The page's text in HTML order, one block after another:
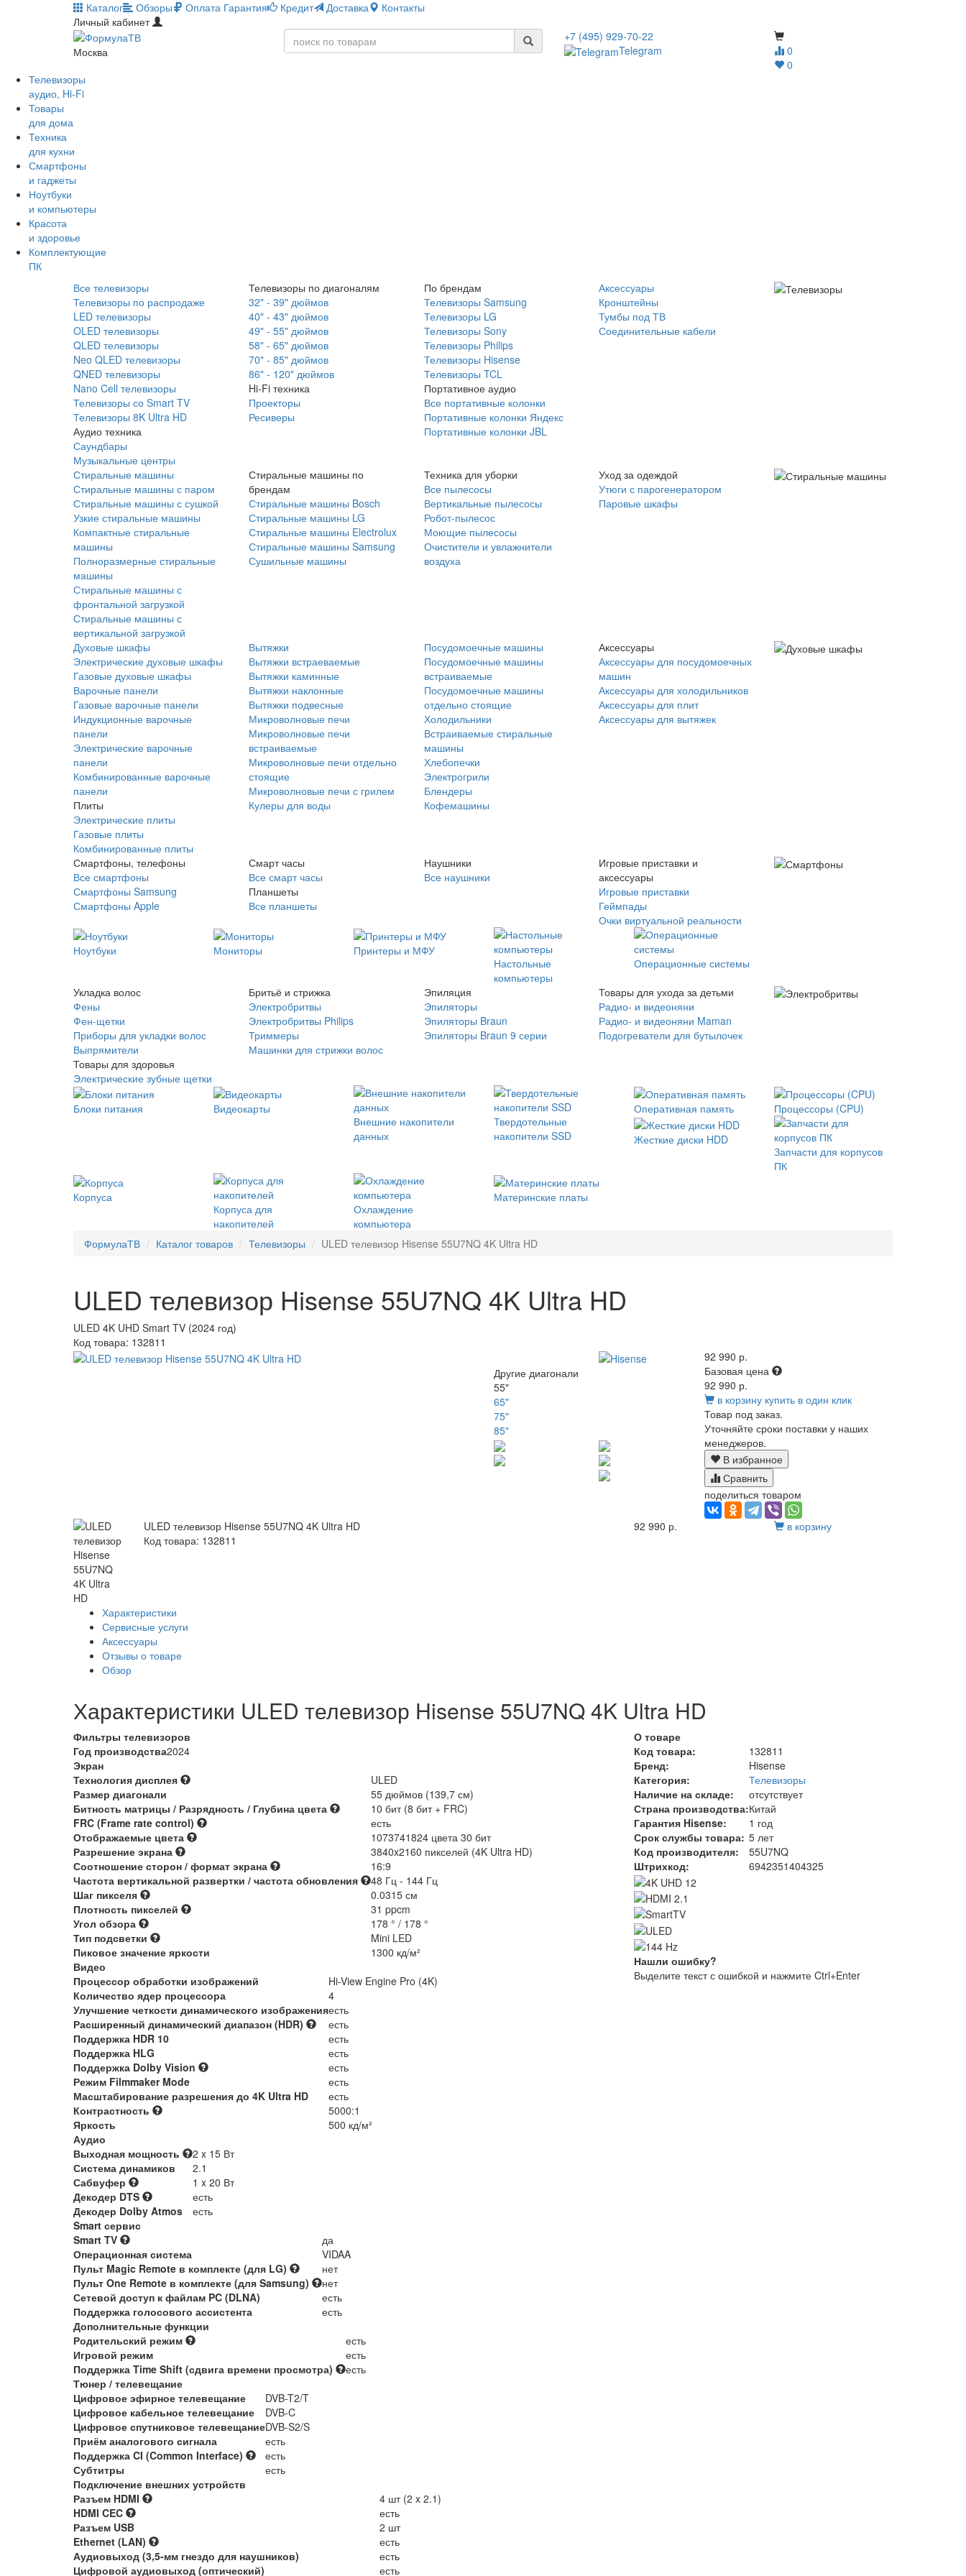
Каталог Обзоры Оплата Гарантия Кредит Доставка
Контакты
Личный кабинет
Москва
0
0
+7 (495) 929-70-22
Telegram
Телевизоры
аудио, Hi-Fi
Товары
для дома
Техника
для кухни
Смартфоны
и гаджеты
Ноутбуки
и компьютеры
Красота
и здоровье
Комплектующие
ПК
Все телевизоры
Телевизоры по распродаже
LED телевизоры
OLED телевизоры
QLED телевизоры
Neo QLED телевизоры
QNED телевизоры
Nano Cell телевизоры
Телевизоры со Smart TV
Телевизоры 8K Ultra HD
Аудио техника
Саундбары
Музыкальные центры
Телевизоры по диагоналям
32" - 39" дюймов
40" - 43" дюймов
49" - 55" дюймов
58" - 65" дюймов
70" - 85" дюймов
86" - 120" дюймов
Hi-Fi техника
Проекторы
Ресиверы
По брендам
Телевизоры Samsung
Телевизоры LG
Телевизоры Sony
Телевизоры Philips
Телевизоры Hisense
Телевизоры TCL
Портативное аудио
Все портативные колонки
Портативные колонки Яндекс
Портативные колонки JBL
Аксессуары
Кронштейны
Тумбы под ТВ
Соединительные кабели
Стиральные машины
Стиральные машины с паром
Стиральные машины с сушкой
Узкие стиральные машины
Компактные стиральные
машины
Полноразмерные стиральные
машины
Стиральные машины с
фронтальной загрузкой
Стиральные машины с
вертикальной загрузкой
Стиральные машины по
брендам
Стиральные машины Bosch
Стиральные машины LG
Стиральные машины Electrolux
Стиральные машины Samsung
Сушильные машины
Техника для уборки
Все пылесосы
Вертикальные пылесосы
Робот-пылесос
Моющие пылесосы
Очистители и увлажнители
воздуха
Уход за одеждой
Утюги с парогенератором
Паровые шкафы
Духовые шкафы
Электрические духовые шкафы
Газовые духовые шкафы
Варочные панели
Газовые варочные панели
Индукционные варочные
панели
Электрические варочные
панели
Комбинированные варочные
панели
Плиты
Электрические плиты
Газовые плиты
Комбинированные плиты
Вытяжки
Вытяжки встраеваемые
Вытяжки каминные
Вытяжки наклонные
Вытяжки подвесные
Микроволновые печи
Микроволновые печи
встраиваемые
Микроволновые печи отдельно
стоящие
Микроволновые печи с грилем
Кулеры для воды
Посудомоечные машины
Посудомоечные машины
встраиваемые
Посудомоечные машины
отдельно стоящие
Холодильники
Встраиваемые стиральные
машины
Хлебопечки
Электрогрили
Блендеры
Кофемашины
Аксессуары
Аксессуары для посудомоечных
машин
Аксессуары для холодильников
Аксессуары для плит
Аксессуары для вытяжек
Смартфоны, телефоны
Все смартфоны
Смартфоны Samsung
Смартфоны Apple
Смарт часы
Все смарт часы
Планшеты
Все планшеты
Наушники
Все наушники
Игровые приставки и
аксессуары
Игровые приставки
Геймпады
Очки виртуальной реальности
Ноутбуки Мониторы
Принтеры и МФУ
Настольные
компьютеры
Операционные системы
Укладка волос
Фены
Фен-щетки
Приборы для укладки волос
Выпрямители
Товары для здоровья
Электрические зубные щетки
Бритьё и стрижка
Электробритвы
Электробритвы Philips
Триммеры
Машинки для стрижки волос
Эпиляция
Эпиляторы
Эпиляторы Braun
Эпиляторы Braun 9 серии
Товары для ухода за детьми
Радио- и видеоняни
Радио- и видеоняни Maman
Подогреватели для бутылочек
Блоки питания
Видеокарты
Внешние накопители
данных
Твердотельные
накопители SSD
Оперативная память Процессоры (CPU)
Жесткие диски HDD
Запчасти для корпусов
ПК
Корпуса
Корпуса для
накопителей
Охлаждение
компьютера
Материнские платы
ФормулаТВ Каталог товаров Телевизоры ULED телевизор Hisense 55U7NQ 4K Ultra HD
ULED телевизор Hisense 55U7NQ 4K Ultra HD
ULED 4K UHD Smart TV (2024 год)
Код товара: 132811
Другие диагонали
55"
65"
75"
85"
92 990 р.
Базовая цена
92 990 р.
в корзину купить в один клик
Товар под заказ.
Уточняйте сроки поставки у наших
менеджеров.
В избранное
Сравнить
поделиться товаром
ULED телевизор Hisense 55U7NQ 4K Ultra HD
Код товара: 132811
92 990 р. в корзину
Характеристики
Сервисные услуги
Аксессуары
Отзывы о товаре
Обзор
Характеристики ULED телевизор Hisense 55U7NQ 4K Ultra HD
О товаре
Код товара:
132811
Бренд:
Hisense
Категория:
Телевизоры
Наличие на складе:
отсутствует
Страна производства:Китай
Гарантия Hisense:
1 год
Срок службы товара: 5 лет
Код производителя:
55U7NQ
Штрихкод:
6942351404325
Нашли ошибку?
Выделите текст с ошибкой и нажмите Ctrl+Enter
Фильтры телевизоров
Год производства2024
Экран
Технология дисплея
ULED
Размер диагонали
55 дюймов (139,7 см)
Битность матрицы / Разрядность / Глубина цвета
10 бит (8 бит + FRC)
FRC (Frame rate control)
есть
Отображаемые цвета
1073741824 цвета 30 бит
Разрешение экрана
3840x2160 пикселей (4K Ultra HD)
Соотношение сторон / формат экрана
16:9
Частота вертикальной развертки / частота обновления
48 Гц - 144 Гц
Шаг пикселя
0.0315 см
Плотность пикселей
31 ppcm
Угол обзора
178 ° / 178 °
Тип подсветки
Mini LED
Пиковое значение яркости
1300 кд/м²
Видео
Процессор обработки изображений
Hi-View Engine Pro (4K)
Количество ядер процессора
4
Улучшение четкости динамического изображенияесть
Расширенный динамический диапазон (HDR)
есть
Поддержка HDR 10
есть
Поддержка HLG
есть
Поддержка Dolby Vision
есть
Режим Filmmaker Mode
есть
Масштабирование разрешения до 4K Ultra HD
есть
Контрастность
5000:1
Яркость
500 кд/м²
Аудио
Выходная мощность
2 x 15 Вт
Система динамиков
2.1
Сабвуфер
1 x 20 Вт
Декодер DTS
есть
Декодер Dolby Atmos
есть
Smart сервис
Smart TV
да
Операционная система
VIDAA
Пульт Magic Remote в комплекте (для LG)
нет
Пульт One Remote в комплекте (для Samsung)
нет
Сетевой доступ к файлам PC (DLNA)
есть
Поддержка голосового ассистента
есть
Дополнительные функции
Родительский режим
есть
Игровой режим
есть
Поддержка Time Shift (сдвига времени просмотра)
есть
Тюнер / телевещание
Цифровое эфирное телевещание
DVB-T2/T
Цифровое кабельное телевещание
DVB-C
Цифровое спутниковое телевещаниеDVB-S2/S
Приём аналогового сигнала
есть
Поддержка CI (Common Interface)
есть
Субтитры
есть
Подключение внешних устройств
Разъем HDMI
4 шт (2 x 2.1)
HDMI CEC
есть
Разъем USB
2 шт
Ethernet (LAN)
есть
Аудиовыход (3,5-мм гнездо для наушников)
есть
Цифровой аудиовыход (оптический)
есть